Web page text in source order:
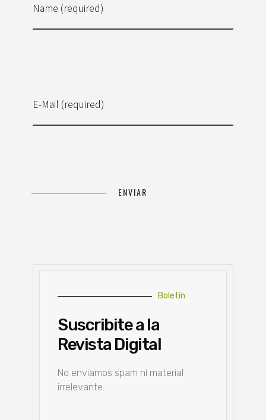
Name (required)
E-Mail (required)
Boletín
Suscribite a la
Revista Digital
No enviamos spam ni material
irrelevante.